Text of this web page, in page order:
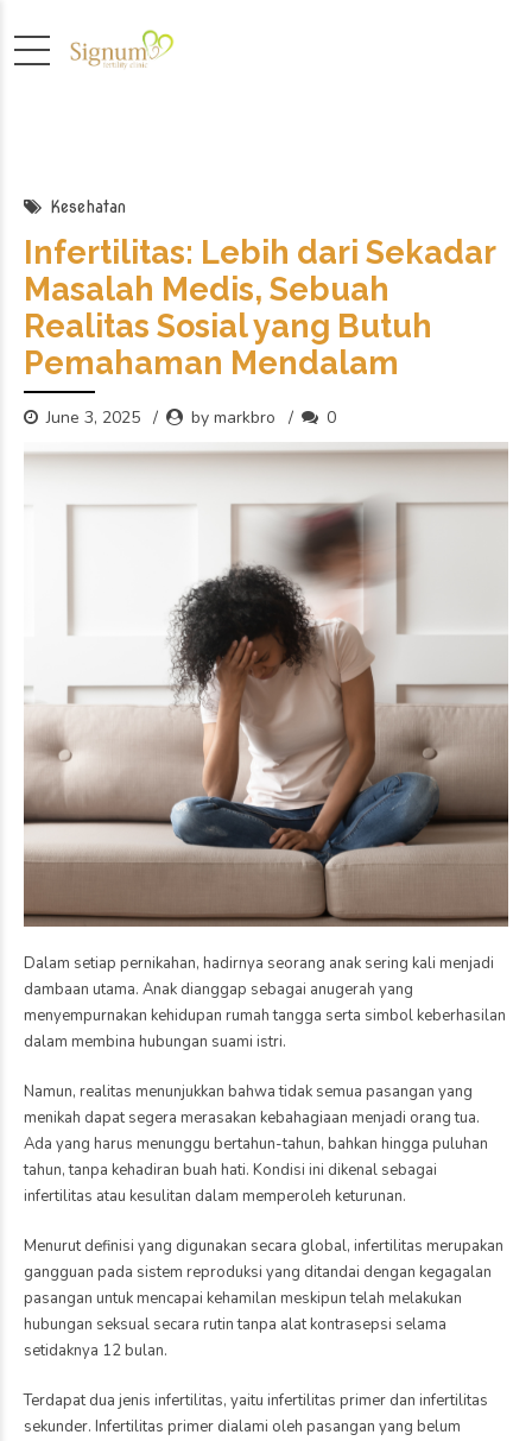
Kesehatan
Infertilitas: Lebih dari Sekadar
Masalah Medis, Sebuah
Realitas Sosial yang Butuh
Pemahaman Mendalam
June 3, 2025 by markbro 0
Dalam setiap pernikahan, hadirnya seorang anak sering kali menjadi
dambaan utama. Anak dianggap sebagai anugerah yang
menyempurnakan kehidupan rumah tangga serta simbol keberhasilan
dalam membina hubungan suami istri.
Namun, realitas menunjukkan bahwa tidak semua pasangan yang
menikah dapat segera merasakan kebahagiaan menjadi orang tua.
Ada yang harus menunggu bertahun-tahun, bahkan hingga puluhan
tahun, tanpa kehadiran buah hati. Kondisi ini dikenal sebagai
infertilitas atau kesulitan dalam memperoleh keturunan.
Menurut definisi yang digunakan secara global, infertilitas merupakan
gangguan pada sistem reproduksi yang ditandai dengan kegagalan
pasangan untuk mencapai kehamilan meskipun telah melakukan
hubungan seksual secara rutin tanpa alat kontrasepsi selama
setidaknya 12 bulan.
Terdapat dua jenis infertilitas, yaitu infertilitas primer dan infertilitas
sekunder. Infertilitas primer dialami oleh pasangan yang belum